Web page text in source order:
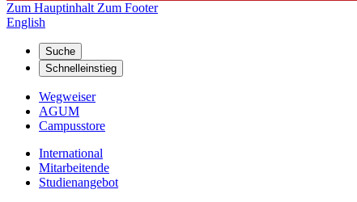
Zum HauptinhaltZum Footer
English
Suche
Schnelleinstieg
Wegweiser
AGUM
Campusstore
International
Mitarbeitende
Studienangebot